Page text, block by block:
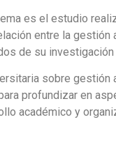
es el estudio
entre la
de su investigación
sobre
profundizar en
académico y